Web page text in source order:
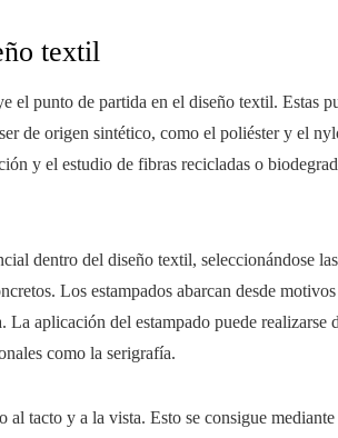
textil
el punto de partida en el diseño textil. Estas
de origen sintético, como el poliéster y el
y el estudio de fibras recicladas o
dentro del diseño textil, seleccionándose
Los estampados abarcan desde
La aplicación del estampado puede realizarse
como la serigrafía.
tacto y a la vista. Esto se consigue